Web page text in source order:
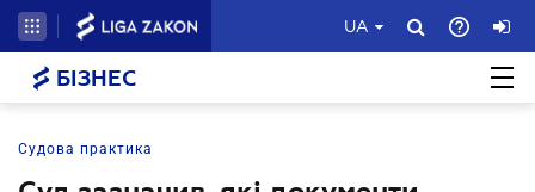
UA
БІЗНЕС
Судова практика